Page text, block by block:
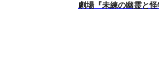
劇場『未練の幽霊と